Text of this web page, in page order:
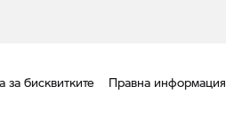
за бисквитките
Правна информация